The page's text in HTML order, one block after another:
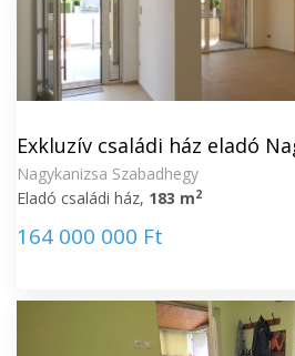
Exkluzív családi ház eladó
Nagykanizsa Szabadhegy
Eladó családi ház, 183 m2
164 000 000 Ft